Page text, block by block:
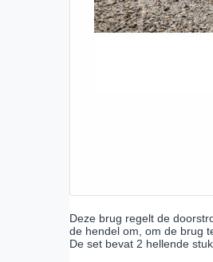
Deze brug regelt de
de hendel om, om de brug
De set bevat 2 hellende